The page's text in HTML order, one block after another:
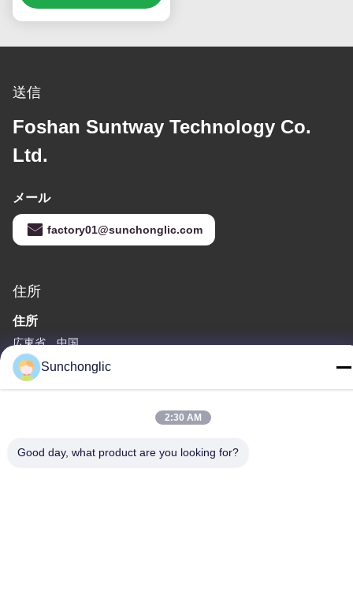
スプレイ
送信
Foshan Suntway Technology Co.
Ltd.
メール
factory01@sunchonglic.com
住所
住所
広東省、中国
Tel
86--13711271181
Sunchonglic
2:30 AM
Good day, what product are you looking for?